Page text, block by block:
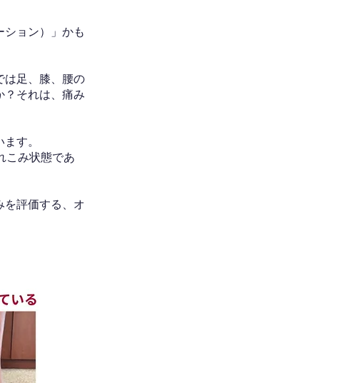
ション）」かも
は足、膝、腰の
？それは、痛み
す。
こみ状態であ
を評価する、オ